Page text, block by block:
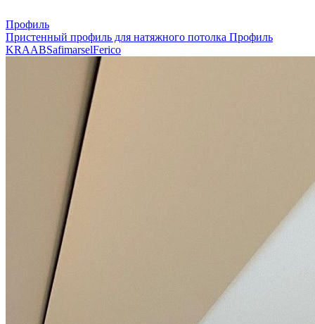
Профиль
Пристенный профиль для натяжного потолка Профиль
KRAABSafimarselFerico